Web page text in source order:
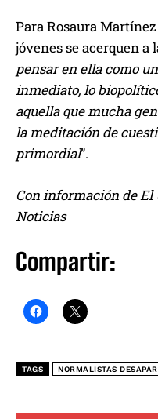
Para Rosaura
jóvenes se acerquen a
pensar en ella como
inmediato, lo
aquella que mucha
la meditación de
primordial”.
Con información de
Noticias
Compartir:
TAGS NORMALISTAS